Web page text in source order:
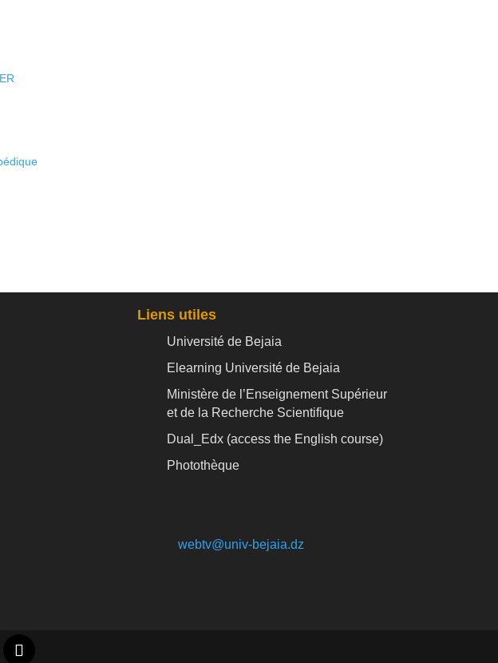
Liens utiles
Université de Bejaia
Elearning Université de Bejaia
Ministère de l’Enseignement Supérieur
et de la Recherche Scientifique
Dual_Edx (access the English course)
Photothèque
webtv@univ-bejaia.dz